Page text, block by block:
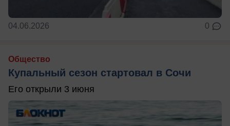
04.06.2026 0
Общество
Купальный сезон стартовал в Сочи
Его открыли 3 июня